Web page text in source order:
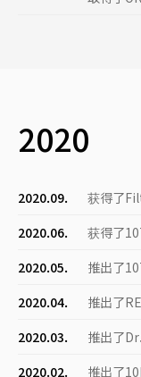
2020
2020.09.
获得了
2020.06.
获得了
2020.05.
推出了
2020.04.
推出了
2020.03.
推出了
2020.02.
推出了